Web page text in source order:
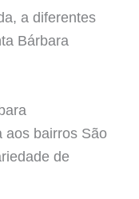
a diferentes
Bárbara
aos bairros São
de